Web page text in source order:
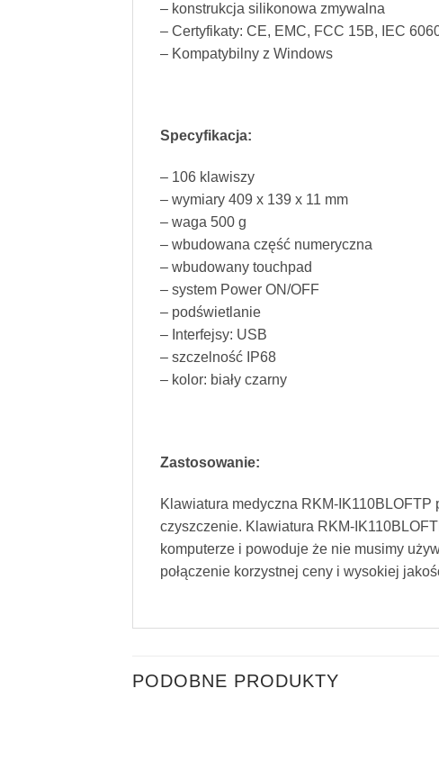
– konstrukcja silikonowa zmywalna
– Certyfikaty: CE, EMC, FCC 15B, IEC
– Kompatybilny z Windows
Specyfikacja:
– 106 klawiszy
– wymiary 409 x 139 x 11 mm
– waga 500 g
– wbudowana część numeryczna
– wbudowany touchpad
– system Power ON/OFF
– podświetlanie
– Interfejsy: USB
– szczelność IP68
– kolor: biały czarny
Zastosowanie:
Klawiatura medyczna RKM-IK110BLOFTP
czyszczenie. Klawiatura RKM-
komputerze i powoduje że nie musimy
połączenie korzystnej ceny i wysokiej
PODOBNE PRODUKTY